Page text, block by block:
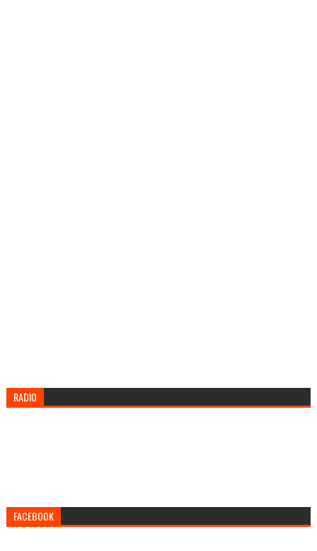
RADIO
FACEBOOK